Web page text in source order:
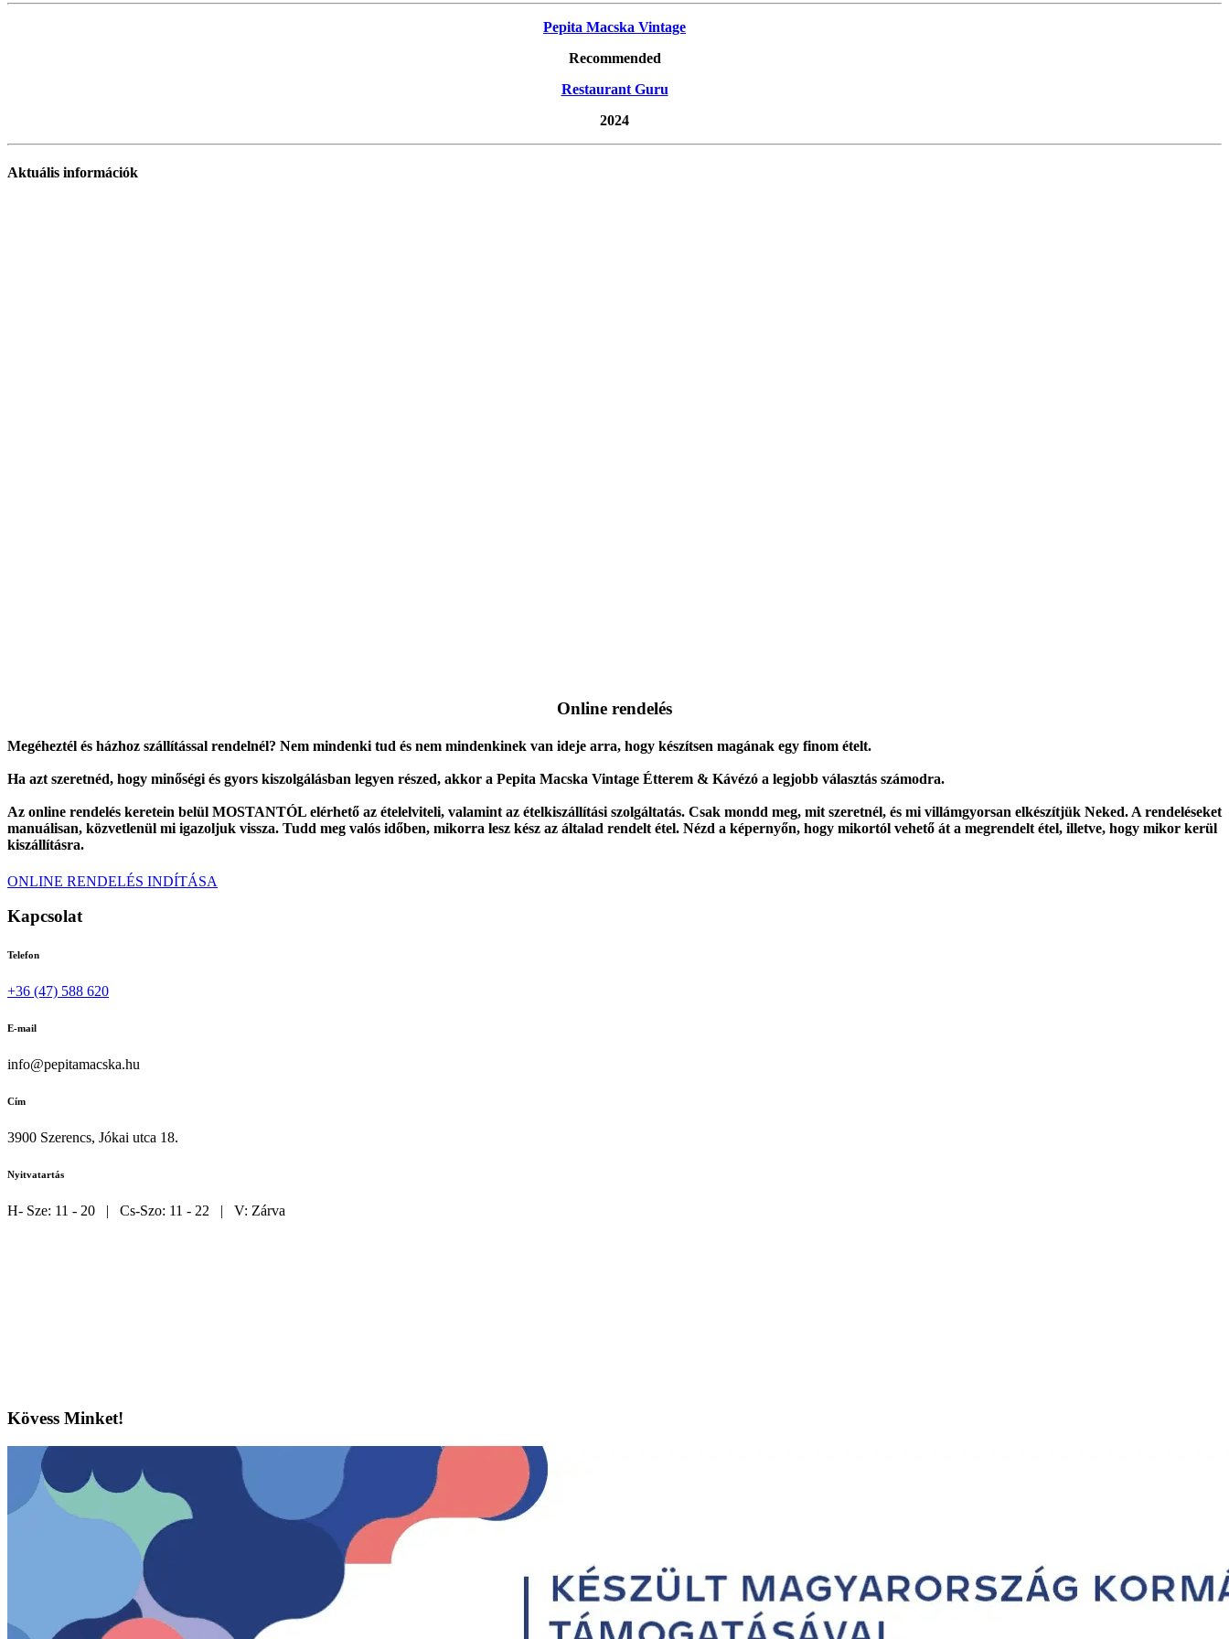
Pepita Macska Vintage
Recommended
Restaurant Guru
2024
Aktuális információk
Online rendelés
Megéheztél és házhoz szállítással rendelnél? Nem mindenki tud és nem mindenkinek van ideje arra, hogy készítsen magának egy finom ételt.
Ha azt szeretnéd, hogy minőségi és gyors kiszolgálásban legyen részed, akkor a Pepita Macska Vintage Étterem & Kávézó a legjobb választás számodra.
Az online rendelés keretein belül MOSTANTÓL elérhető az ételelviteli, valamint az ételkiszállítási szolgáltatás. Csak mondd meg, mit szeretnél, és mi villámgyorsan elkészítjük Neked. A rendeléseket
manuálisan, közvetlenül mi igazoljuk vissza. Tudd meg valós időben, mikorra lesz kész az általad rendelt étel. Nézd a képernyőn, hogy mikortól vehető át a megrendelt étel, illetve, hogy mikor kerül
kiszállításra.
ONLINE RENDELÉS INDÍTÁSA
Kapcsolat
Telefon
+36 (47) 588 620
E-mail
info@pepitamacska.hu
Cím
3900 Szerencs, Jókai utca 18.
Nyitvatartás
H- Sze: 11 - 20 | Cs-Szo: 11 - 22 | V: Zárva
Kövess Minket!